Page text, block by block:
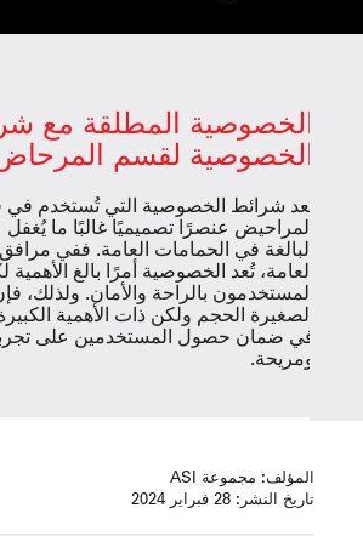
الخصوصية المطلقة مع
الخصوصية لقسم
تُعد شرائط الخصوصية التي تُستخدم
المراحيض عنصرًا تصميميًا غالبًا ما يُغفل
البالغة في الحمامات العامة. ففي
العامة، تُعد الخصوصية أمرًا بالغ
المستخدمون بالراحة والأمان. ولذلك،
الصغيرة الحجم ولكن ذات الأهمية
في ضمان حصول المستخدمين على تجربة
ومريحة.
المؤلف: مجموعة ASI
تاريخ النشر: